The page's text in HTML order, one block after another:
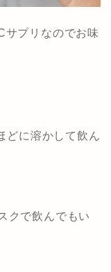
サプリなのでお味
どに溶かして飲ん
クで飲んでもい